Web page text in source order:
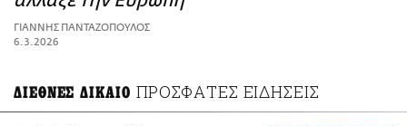
ΑΜΠΑ
PRINT
ΓΙΑΝΝΗΣ ΠΑΝΤΑΖΟΠΟΥΛΟΣ
6.3.2026
ΔΙΕΘΝΕΣ ΔΙΚΑΙΟ ΠΡΟΣΦΑΤΕΣ ΕΙΔΗΣΕΙΣ